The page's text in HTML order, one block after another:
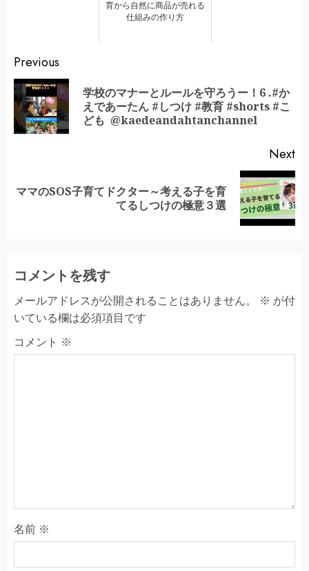
育から自然に商品が売れる
仕組みの作り方
Continue
Reading
Previous
学校のマナーとルールを守ろうー！6 .#か
えであーたん #しつけ #教育 #shorts #こ
ども ​⁠ ​⁠​⁠​⁠​⁠@kaedeandahtanchannel
Next
Next
ママのSOS子育てドクター～考える子を育
てるしつけの極意３選
コメントを残す
メールアドレスが公開されることはありません。 ※ が付
いている欄は必須項目です
コメント ※
名前 ※